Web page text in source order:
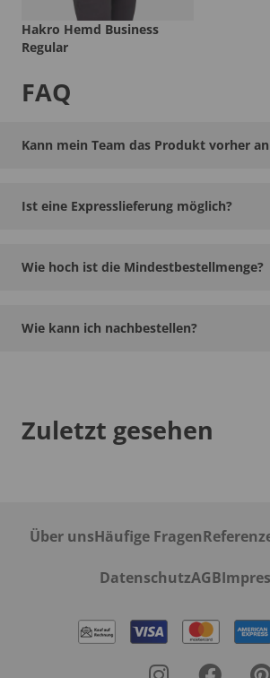
Hakro Hemd Business
Regular
FAQ
Kann mein Team das Produkt vorher
Ist eine Expresslieferung möglich?
Wie hoch ist die Mindestbestellmenge?
Wie kann ich nachbestellen?
Zuletzt gesehen
Über unsHäufige Fragen
DatenschutzAGB